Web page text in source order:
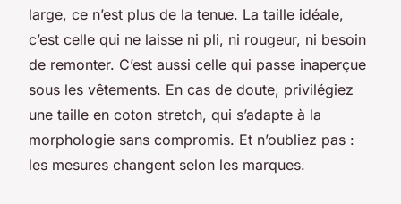
large, ce n’est plus de la tenue. La taille idéale,
c’est celle qui ne laisse ni pli, ni rougeur, ni besoin
de remonter. C’est aussi celle qui passe inaperçue
sous les vêtements. En cas de doute, privilégiez
une taille en coton stretch, qui s’adapte à la
morphologie sans compromis. Et n’oubliez pas :
les mesures changent selon les marques.